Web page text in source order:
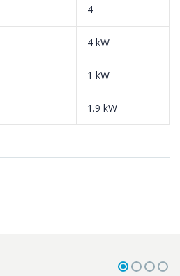
4
4 kW
1 kW
1.9 kW